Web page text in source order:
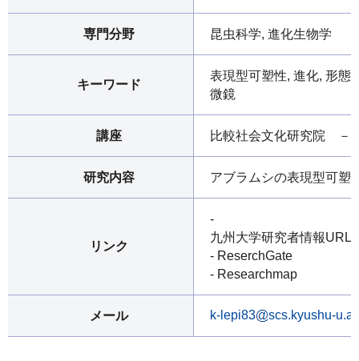
専門分野 昆虫科学, 進化生物学
キーワード
表現型可塑性, 進化, 形態
微鏡
講座 比較社会文化研究院
研究内容 アブラムシの表現型可塑
リンク
-
九州大学研究者情報URL
- ReserchGate
- Researchmap
メール k-lepi83 scs.kyushu-